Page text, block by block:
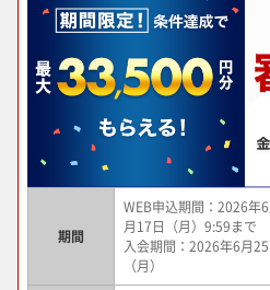
期間
WEB申込期間：2026年
月17日（月）9:59まで
入会期間：2026年6月
（月）